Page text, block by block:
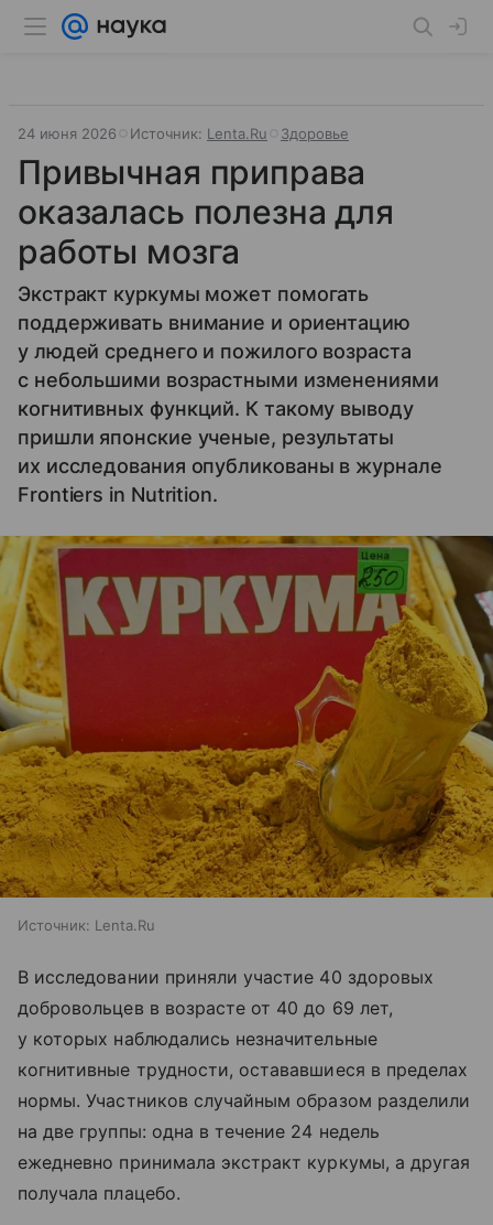
24 июня 2026 Источник: Lenta.Ru Здоровье
Привычная приправа
оказалась полезна для
работы мозга
Экстракт куркумы может помогать
поддерживать внимание и ориентацию
у людей среднего и пожилого возраста
с небольшими возрастными изменениями
когнитивных функций. К такому выводу
пришли японские ученые, результаты
их исследования опубликованы в журнале
Frontiers in Nutrition.
Источник: Lenta.Ru
В исследовании приняли участие 40 здоровых
добровольцев в возрасте от 40 до 69 лет,
у которых наблюдались незначительные
когнитивные трудности, остававшиеся в пределах
нормы. Участников случайным образом разделили
на две группы: одна в течение 24 недель
ежедневно принимала экстракт куркумы, а другая
получала плацебо.